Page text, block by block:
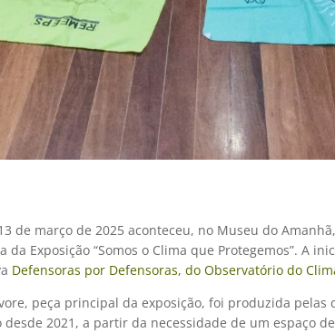
de março de 2025 aconteceu, no Museu do
da Exposição “Somos o Clima que Protegemos”. A
Defensoras por Defensoras, do Observatório do
peça principal da exposição, foi produzida pelas
desde 2021, a partir da necessidade de um espaço